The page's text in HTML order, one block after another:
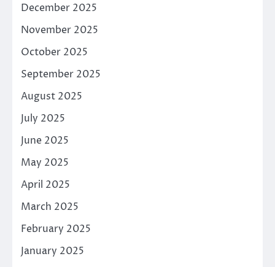
December 2025
November 2025
October 2025
September 2025
August 2025
July 2025
June 2025
May 2025
April 2025
March 2025
February 2025
January 2025